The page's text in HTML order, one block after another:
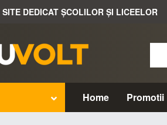
SITE DEDICAT ȘCOLILOR ȘI LICEELOR
Home Promotii